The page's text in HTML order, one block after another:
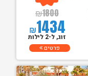
₪1800
₪1434
זוג, ל-2 לילות
פרטים